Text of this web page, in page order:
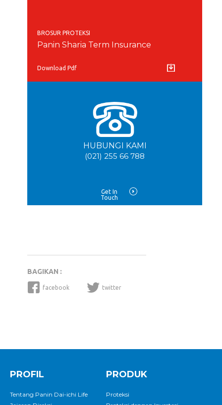
BROSUR PROTEKSI
Panin Sharia Term Insurance
Download Pdf
HUBUNGI KAMI
(021) 255 66 788
Get In
Touch
BAGIKAN :
facebook twitter
PROFIL
Tentang Panin Dai-ichi Life
PRODUK
Proteksi